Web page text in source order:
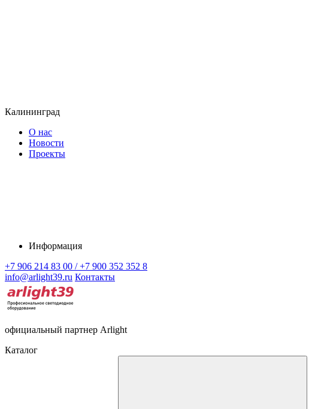
Калининград
О нас
Новости
Проекты
Информация
+7 906 214 83 00 / +7 900 352 352 8
info@arlight39.ru Контакты
официальный партнер Arlight
Каталог